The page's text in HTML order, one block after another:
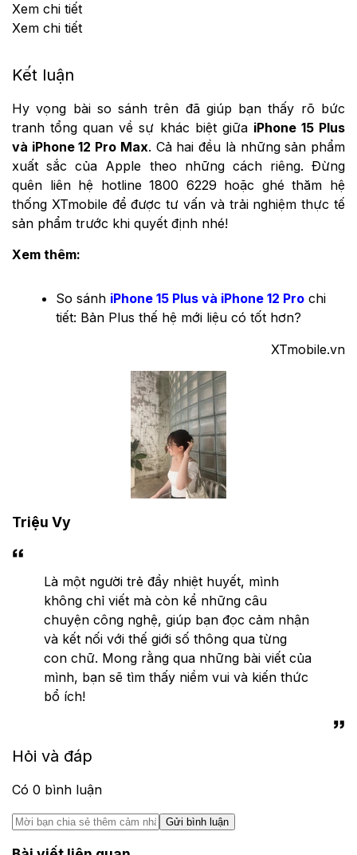
Xem chi tiết
Xem chi tiết
Kết luận
Hy vọng bài so sánh trên đã giúp bạn thấy rõ bức
tranh tổng quan về sự khác biệt giữa iPhone 15 Plus
và iPhone 12 Pro Max. Cả hai đều là những sản phẩm
xuất sắc của Apple theo những cách riêng. Đừng
quên liên hệ hotline 1800 6229 hoặc ghé thăm hệ
thống XTmobile để được tư vấn và trải nghiệm thực tế
sản phẩm trước khi quyết định nhé!
Xem thêm:
So sánh iPhone 15 Plus và iPhone 12 Pro chi
tiết: Bản Plus thế hệ mới liệu có tốt hơn?
XTmobile.vn
Triệu Vy
Là một người trẻ đầy nhiệt huyết, mình
không chỉ viết mà còn kể những câu
chuyện công nghệ, giúp bạn đọc cảm nhận
và kết nối với thế giới số thông qua từng
con chữ. Mong rằng qua những bài viết của
mình, bạn sẽ tìm thấy niềm vui và kiến thức
bổ ích!
Hỏi và đáp
Có 0 bình luận
Gửi bình luận